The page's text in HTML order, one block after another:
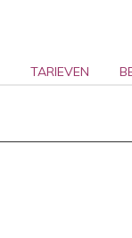
TARIEVEN